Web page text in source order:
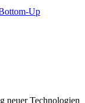
Up
neuer Technologien